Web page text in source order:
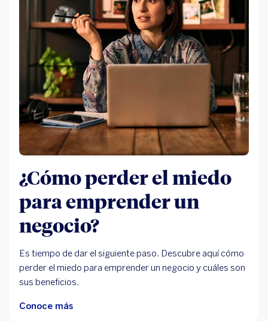
¿Cómo perder el miedo
para emprender un
negocio?
Es tiempo de dar el siguiente paso. Descubre aquí cómo
perder el miedo para emprender un negocio y cuáles son
sus beneficios.
Conoce más